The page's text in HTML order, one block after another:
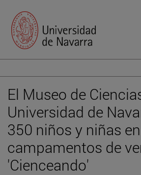
El Museo de
Universidad de
350 niños y niñas
campamentos de
'Cienceando'